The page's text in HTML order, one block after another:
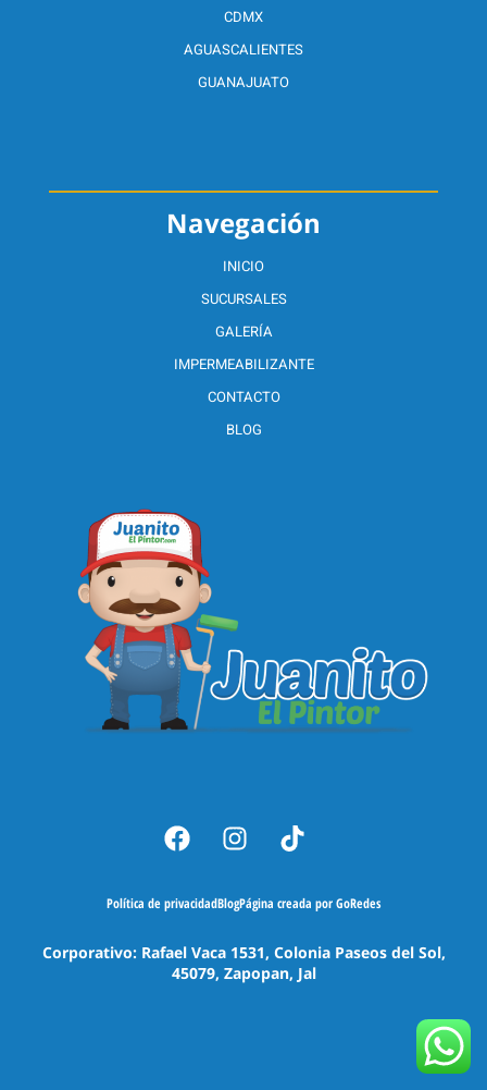
Navegación
INICIO
SUCURSALES
GALERÍA
IMPERMEABILIZANTE
CONTACTO
BLOG
CDMX
AGUASCALIENTES
GUANAJUATO
Política de privacidadBlogPágina creada por GoRedes
Corporativo: Rafael Vaca 1531, Colonia Paseos del Sol,
45079, Zapopan, Jal